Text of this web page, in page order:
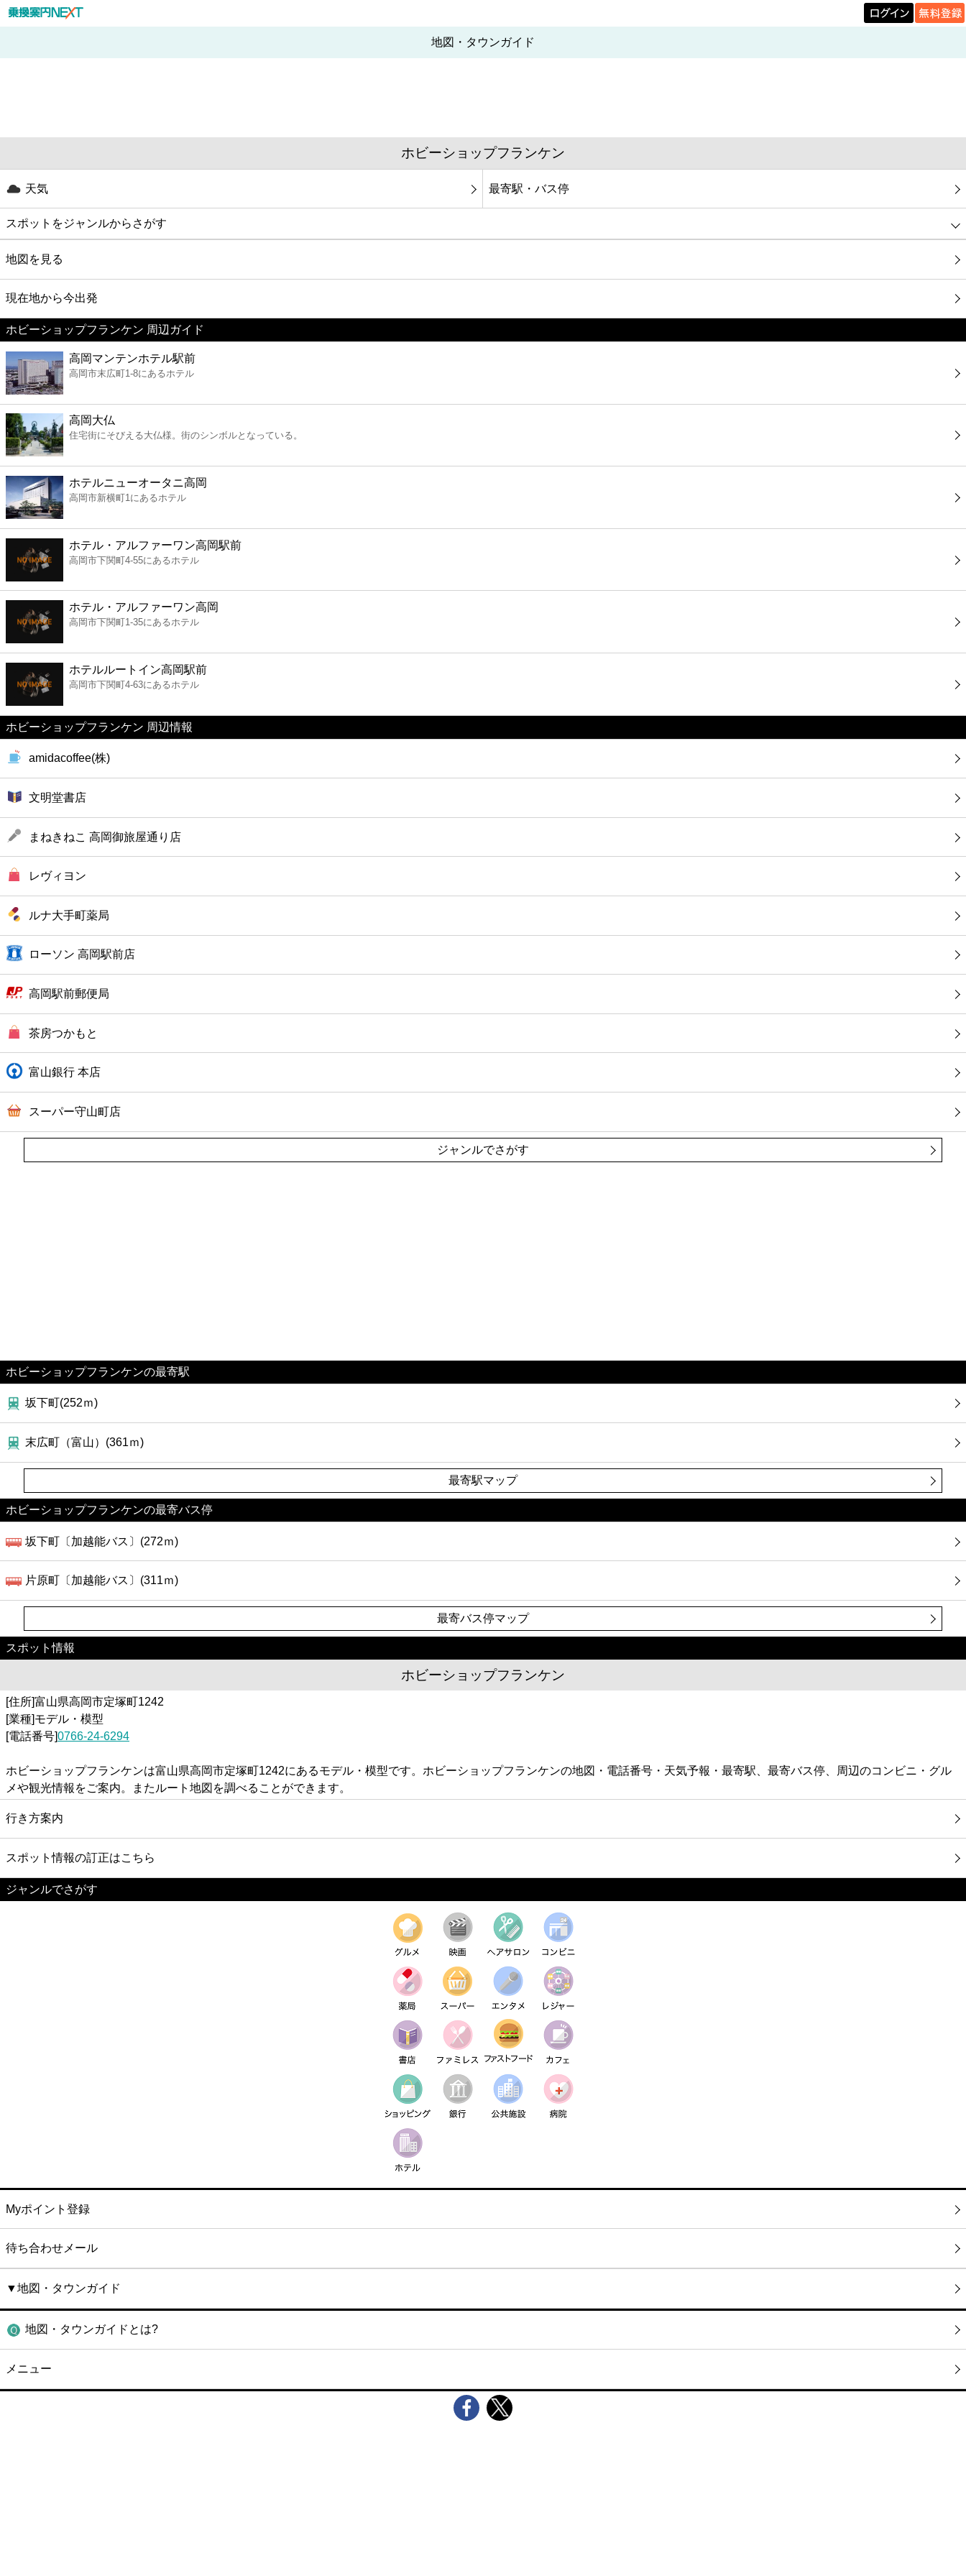
地図・タウンガイド
ホビーショップフランケン
天気 最寄駅・バス停
スポットをジャンルからさがす
グルメ
映画
美容
コンビニ
薬局
スーパー
エンタメ
レジャー
書店
ファミレス
ファーストフード
カフェ
ショッピング
病院
ホテル
地図を見る
現在地から今出発
ホビーショップフランケン 周辺ガイド
高岡マンテンホテル駅前
高岡市末広町1-8にあるホテル
高岡大仏
住宅街にそびえる大仏様。街のシンボルとなっている。
ホテルニューオータニ高岡
高岡市新横町1にあるホテル
ホテル・アルファーワン高岡駅前
高岡市下関町4-55にあるホテル
ホテル・アルファーワン高岡
高岡市下関町1-35にあるホテル
ホテルルートイン高岡駅前
高岡市下関町4-63にあるホテル
ホビーショップフランケン 周辺情報
amidacoffee(株)
文明堂書店
まねきねこ 高岡御旅屋通り店
レヴィヨン
ルナ大手町薬局
ローソン 高岡駅前店
高岡駅前郵便局
茶房つかもと
富山銀行 本店
スーパー守山町店
ジャンルでさがす
ホビーショップフランケンの最寄駅
坂下町(252ｍ)
末広町（富山）(361ｍ)
最寄駅マップ
ホビーショップフランケンの最寄バス停
坂下町〔加越能バス〕(272ｍ)
片原町〔加越能バス〕(311ｍ)
最寄バス停マップ
スポット情報
ホビーショップフランケン
[住所]富山県高岡市定塚町1242
[業種]モデル・模型
[電話番号]0766-24-6294
ホビーショップフランケンは富山県高岡市定塚町1242にあるモデル・模型です。ホビーショップフランケンの地図・電話番号・天気予報・最寄駅、最寄バス停、周辺のコンビニ・グル
メや観光情報をご案内。またルート地図を調べることができます。
行き方案内
スポット情報の訂正はこちら
ジャンルでさがす
Myポイント登録
待ち合わせメール
▼地図・タウンガイド
地図・タウンガイドとは?
メニュー